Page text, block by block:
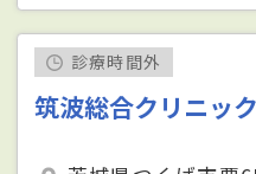
診療時間外
筑波総合クリニック